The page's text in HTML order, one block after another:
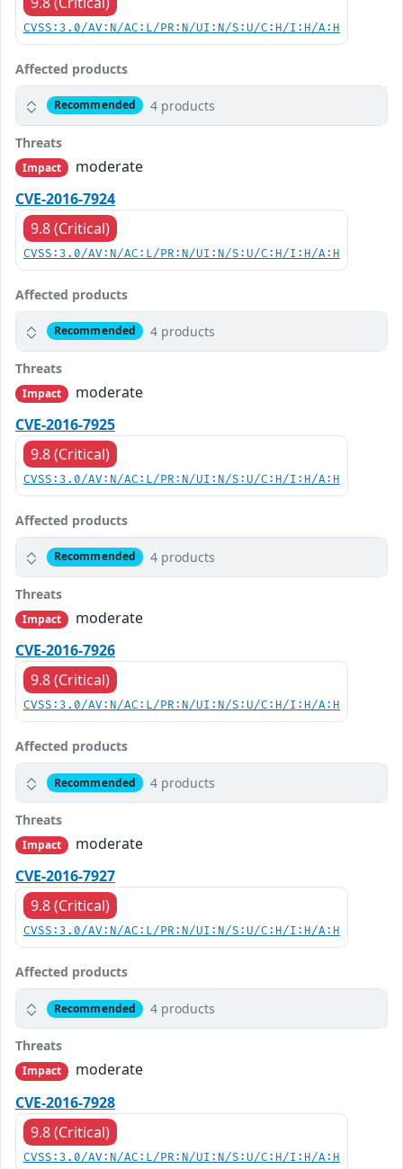
CVSS:3.0/AV:N/AC:L/PR:N/UI:N/S:U/C:H/I:H/A:H
Affected products
Recommended 4 products
Threats
Impact
moderate
CVE-2016-7924
9.8 (Critical)
CVSS:3.0/AV:N/AC:L/PR:N/UI:N/S:U/C:H/I:H/A:H
Affected products
Recommended 4 products
Threats
Impact
moderate
CVE-2016-7925
9.8 (Critical)
CVSS:3.0/AV:N/AC:L/PR:N/UI:N/S:U/C:H/I:H/A:H
Affected products
Recommended 4 products
Threats
Impact
moderate
CVE-2016-7926
9.8 (Critical)
CVSS:3.0/AV:N/AC:L/PR:N/UI:N/S:U/C:H/I:H/A:H
Affected products
Recommended 4 products
Threats
Impact
moderate
CVE-2016-7927
9.8 (Critical)
CVSS:3.0/AV:N/AC:L/PR:N/UI:N/S:U/C:H/I:H/A:H
Affected products
Recommended 4 products
Threats
Impact
moderate
CVE-2016-7928
9.8 (Critical)
CVSS:3.0/AV:N/AC:L/PR:N/UI:N/S:U/C:H/I:H/A:H